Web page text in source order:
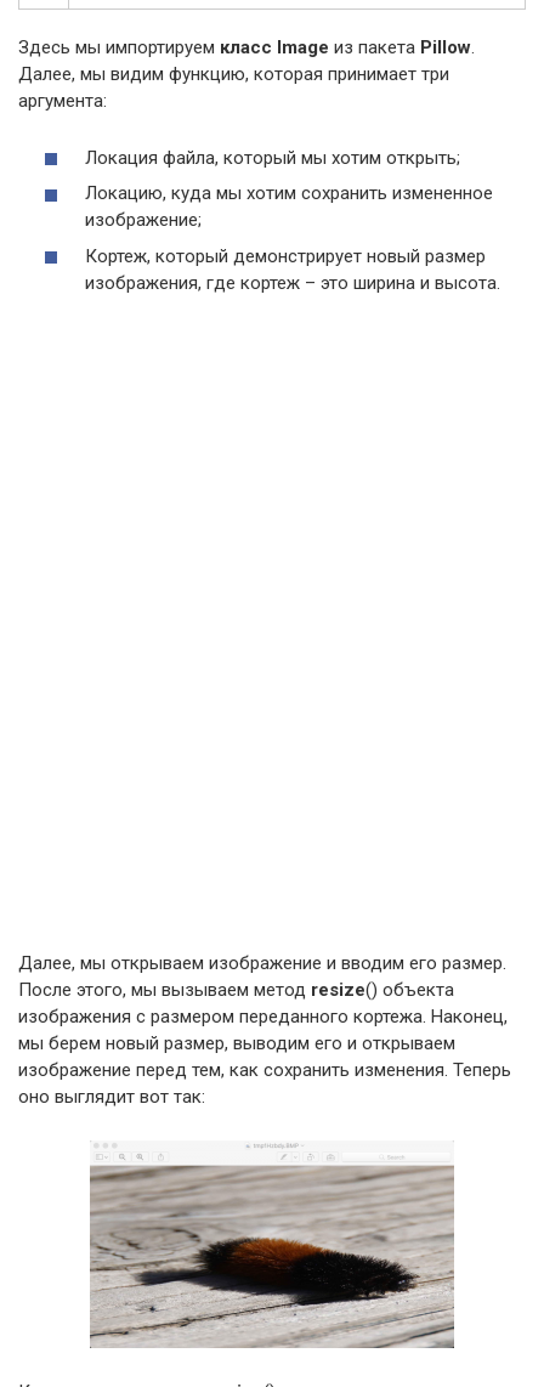
Здесь мы импортируем класс Image из пакета Pillow.
Далее, мы видим функцию, которая принимает три
аргумента:
Локация файла, который мы хотим открыть;
Локацию, куда мы хотим сохранить измененное
изображение;
Кортеж, который демонстрирует новый размер
изображения, где кортеж – это ширина и высота.
Далее, мы открываем изображение и вводим его размер.
После этого, мы вызываем метод resize() объекта
изображения с размером переданного кортежа. Наконец,
мы берем новый размер, выводим его и открываем
изображение перед тем, как сохранить изменения. Теперь
оно выглядит вот так: